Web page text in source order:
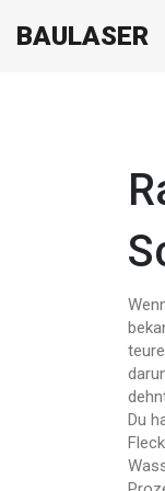
BAULASER
Du